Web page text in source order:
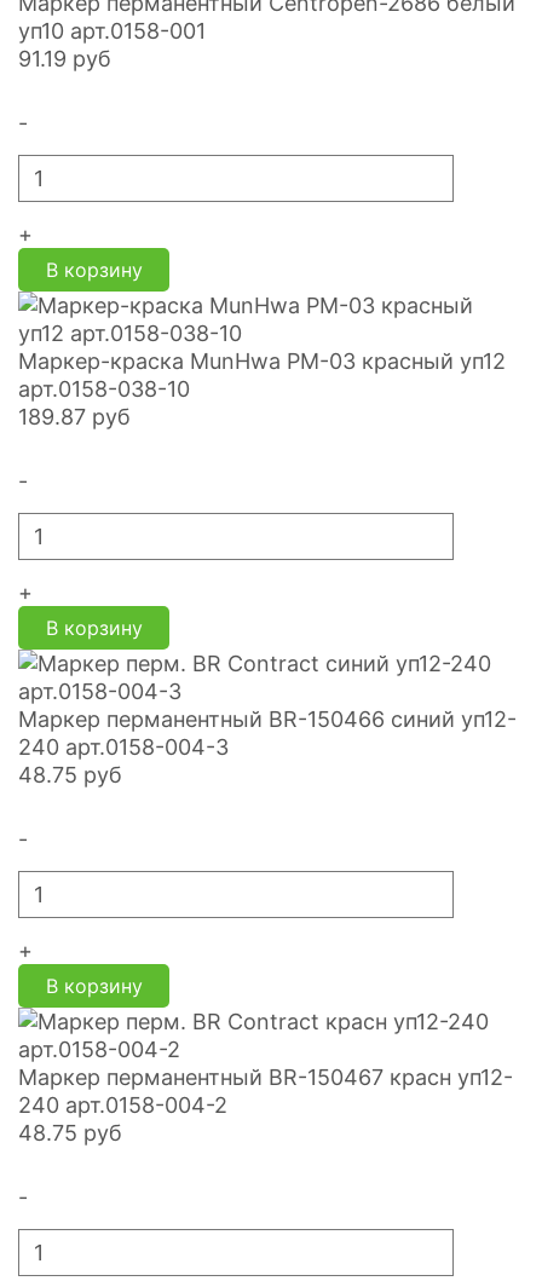
уп10 арт.0158-001
91.19 руб
-
+
В корзину
Маркер-краска MunHwa PM-03 красный уп12
арт.0158-038-10
189.87 руб
-
+
В корзину
Маркер перманентный BR-150466 синий уп12-
240 арт.0158-004-3
48.75 руб
-
+
В корзину
Маркер перманентный BR-150467 красн уп12-
240 арт.0158-004-2
48.75 руб
-